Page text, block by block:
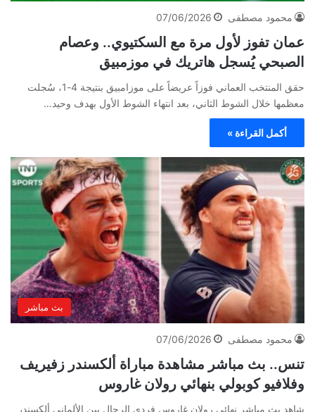
محمود مصطفى 07/06/2026
عمان تفوز لأول مرة مع السكتيوي.. وعصام
الصبحي يُسجل هاتريك في موزمبيق
حقق المنتخب العماني فوزاً عريضاً على موزامبيق بنتيجة 4-1، سُجلت
معظمها خلال الشوط الثاني، بعد انتهاء الشوط الأول بهدف وحيد…
أكمل القراءة »
بث مباشر
محمود مصطفى 07/06/2026
تنس.. بث مباشر مشاهدة مباراة ألكسندر زفيريف
وفلافيو كوبولي بنهائي رولان غاروس
شاهد بث مباشر نهائي رولان غاروس فردي الرجال بين الألماني ألكسندر